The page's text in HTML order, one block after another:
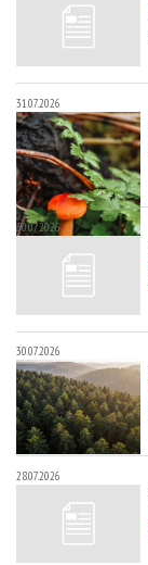
31.07.2026
30.07.2026
30.07.2026
28.07.2026